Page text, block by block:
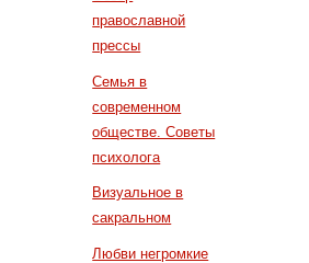
православной
прессы
Семья в
современном
обществе. Советы
психолога
Визуальное в
сакральном
Любви негромкие